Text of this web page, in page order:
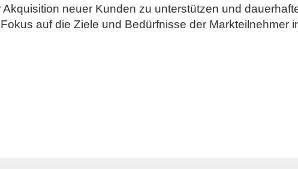
neuer Kunden zu unterstützen und
auf die Ziele und Bedürfnisse der Markteilnehmer